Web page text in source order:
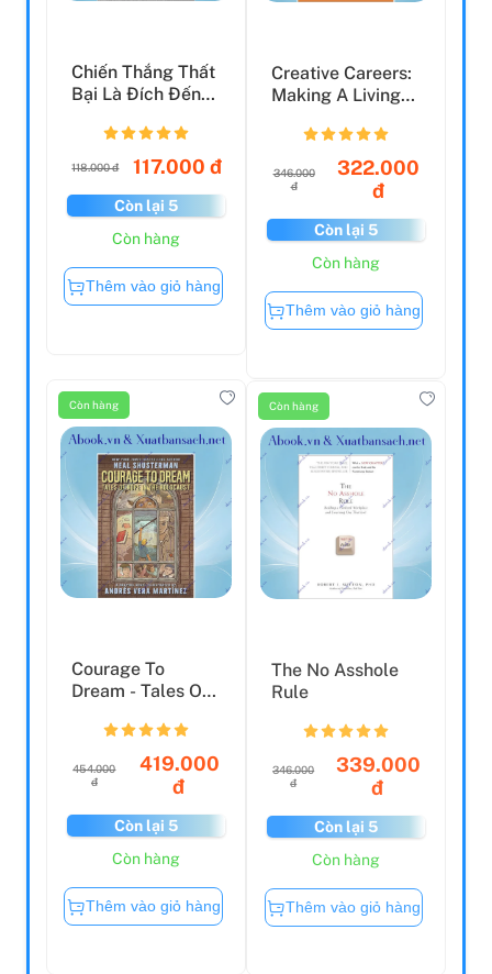
Chiến Thắng Thất
Bại Là Đích Đến
118.000 đ 117.000 đ
Còn lại 5
Còn hàng
Thêm vào giỏ hàng
Creative Careers:
Making A Living
346.000
đ
322.000
đ
Còn lại 5
Còn hàng
Thêm vào giỏ hàng
Còn hàng
Courage To
Dream - Tales Of
Holocaust
454.000
đ
419.000
đ
Còn lại 5
Còn hàng
Thêm vào giỏ hàng
Còn hàng
The No Asshole
Rule
346.000
đ
339.000
đ
Còn lại 5
Còn hàng
Thêm vào giỏ hàng